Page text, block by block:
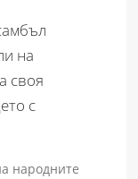
на
своя
с
народните